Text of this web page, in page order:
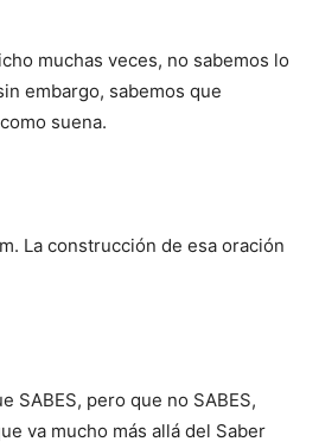
muchas veces, no sabemos lo
embargo, sabemos que
suena.
La construcción de esa oración
SABES, pero que no SABES,
va mucho más allá del Saber